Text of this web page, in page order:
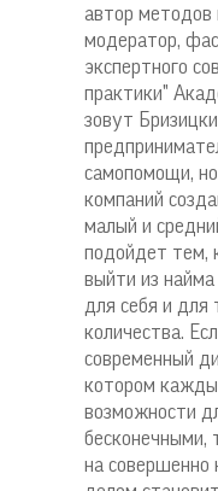
автор методов
модератор,
экспертного
практики"
зовут
самопомощи,
компаний
малый и
подойдет тем,
выйти из
для себя и для
количества.
современный
котором
возможности
бесконечными,
на совершенно